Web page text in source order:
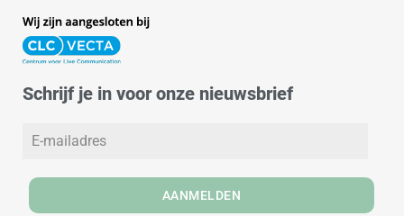
k
e
i
t
a
r
m
e
o
Schrijf je in voor onze nieuwsbrief
AANMELDEN